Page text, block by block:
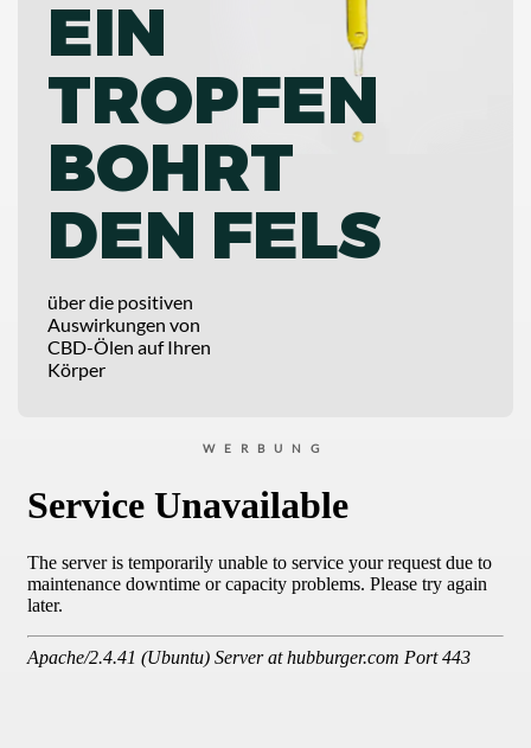
EIN
TROPFEN
BOHRT
DEN FELS
über die positiven
Auswirkungen von
CBD-Ölen auf Ihren
Körper
WERBUNG